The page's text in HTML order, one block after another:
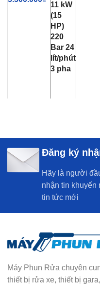
11 kW
(15
HP)
220
Bar 24
lít/phút
3 pha
Đăng ký
Hãy là người
nhận tin khuyến
tin tức mới
Máy Phun Rửa chuyên
thiết bị rửa xe, thiết bị